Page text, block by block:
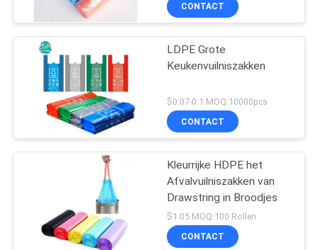
CONTACT
LDPE Grote
Keukenvuilniszakken
$0.07-0.1 MOQ:10000pcs
CONTACT
Kleurrijke HDPE het
Afvalvuilniszakken van
Drawstring in Broodjes
$1.05 MOQ:100 Rollen
CONTACT